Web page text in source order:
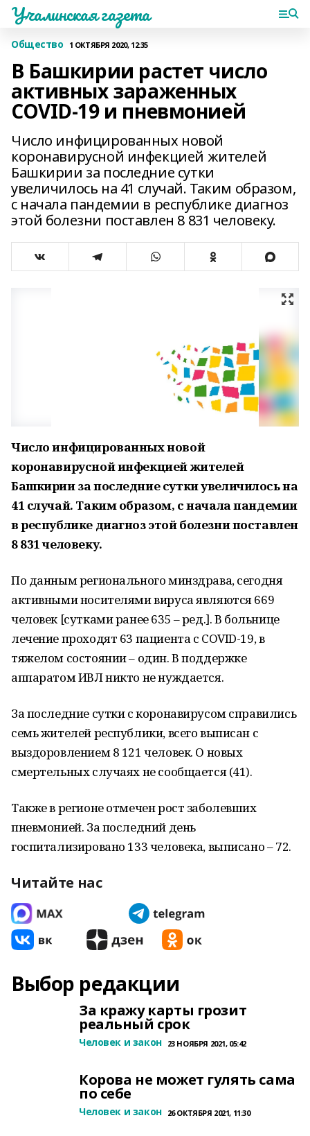
Учалинская газета
Общество 1 ОКТЯБРЯ 2020, 12:35
В Башкирии растет число
активных зараженных
COVID-19 и пневмонией
Число инфицированных новой
коронавирусной инфекцией жителей
Башкирии за последние сутки
увеличилось на 41 случай. Таким образом,
с начала пандемии в республике диагноз
этой болезни поставлен 8 831 человеку.
Число инфицированных новой
коронавирусной инфекцией жителей
Башкирии за последние сутки увеличилось на
41 случай. Таким образом, с начала пандемии
в республике диагноз этой болезни поставлен
8 831 человеку.
По данным регионального минздрава, сегодня
активными носителями вируса являются 669
человек [сутками ранее 635 – ред.]. В больнице
лечение проходят 63 пациента с COVID-19, в
тяжелом состоянии – один. В поддержке
аппаратом ИВЛ никто не нуждается.
За последние сутки с коронавирусом справились
семь жителей республики, всего выписан с
выздоровлением 8 121 человек. О новых
смертельных случаях не сообщается (41).
Также в регионе отмечен рост заболевших
пневмонией. За последний день
госпитализировано 133 человека, выписано – 72.
Читайте нас
Выбор редакции
За кражу карты грозит
реальный срок
Человек и закон 23 НОЯБРЯ 2021, 05:42
Корова не может гулять сама
по себе
Человек и закон 26 ОКТЯБРЯ 2021, 11:30